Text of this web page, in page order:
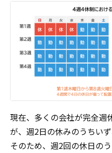
現在、多くの会社が完全週
が、週2日の休みのうちい
そのため、週2回の休日の